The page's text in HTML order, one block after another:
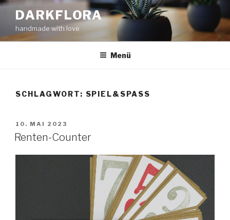
Zum
Inhalt
springen
DARKFLORA
handmade with love
Menü
SCHLAGWORT: SPIEL&SPASS
VERÖFFENTLICHT
AM
10. MAI 2023
Renten-Counter